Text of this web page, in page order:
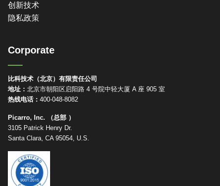
创新技术
隐私政策
Corporate
比科技术（北京）有限责任公司
地址： 北京市朝阳区启阳路 4 号院中轻大厦 A 座 905 室
热线电话： 400-048-8082
Picarro, Inc. （总部 ）
3105 Patrick Henry Dr.
Santa Clara, CA 95054, U.S.